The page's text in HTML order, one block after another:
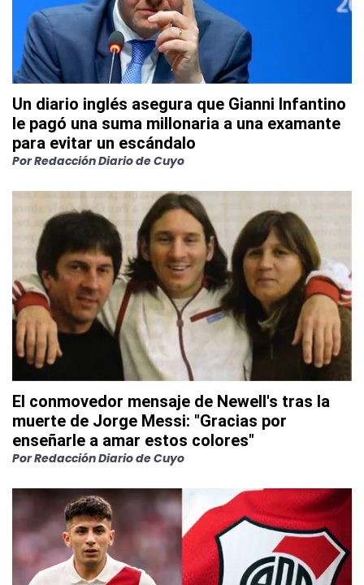
Un diario inglés asegura que Gianni Infantino
le pagó una suma millonaria a una examante
para evitar un escándalo
PorRedacción Diario de Cuyo
El conmovedor mensaje de Newell's tras la
muerte de Jorge Messi: "Gracias por
enseñarle a amar estos colores"
PorRedacción Diario de Cuyo